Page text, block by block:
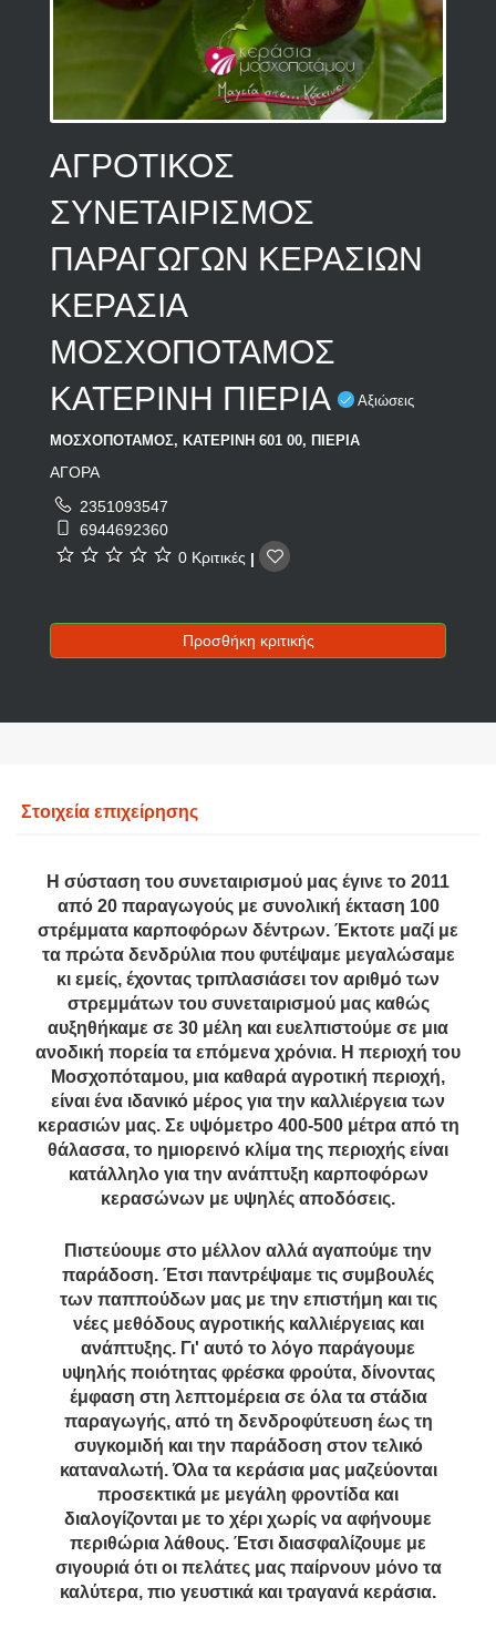
ΑΓΡΟΤΙΚΟΣ
ΣΥΝΕΤΑΙΡΙΣΜΟΣ
ΠΑΡΑΓΩΓΩΝ ΚΕΡΑΣΙΩΝ
ΚΕΡΑΣΙΑ
ΜΟΣΧΟΠΟΤΑΜΟΣ
ΚΑΤΕΡΙΝΗ ΠΙΕΡΙΑ
Αξιώσεις
ΜΟΣΧΟΠΟΤΑΜΟΣ, ΚΑΤΕΡΙΝΗ 601 00, ΠΙΕΡΙΑ
ΑΓΟΡΑ
2351093547
6944692360
0 Κριτικές |
Προσθήκη κριτικής
Στοιχεία επιχείρησης
Η σύσταση του συνεταιρισμού μας έγινε το 2011
από 20 παραγωγούς με συνολική έκταση 100
στρέμματα καρποφόρων δέντρων. Έκτοτε μαζί με
τα πρώτα δενδρύλια που φυτέψαμε μεγαλώσαμε
κι εμείς, έχοντας τριπλασιάσει τον αριθμό των
στρεμμάτων του συνεταιρισμού μας καθώς
αυξηθήκαμε σε 30 μέλη και ευελπιστούμε σε μια
ανοδική πορεία τα επόμενα χρόνια. Η περιοχή του
Μοσχοπόταμου, μια καθαρά αγροτική περιοχή,
είναι ένα ιδανικό μέρος για την καλλιέργεια των
κερασιών μας. Σε υψόμετρο 400-500 μέτρα από τη
θάλασσα, το ημιορεινό κλίμα της περιοχής είναι
κατάλληλο για την ανάπτυξη καρποφόρων
κερασώνων με υψηλές αποδόσεις.
Πιστεύουμε στο μέλλον αλλά αγαπούμε την
παράδοση. Έτσι παντρέψαμε τις συμβουλές
των παππούδων μας με την επιστήμη και τις
νέες μεθόδους αγροτικής καλλιέργειας και
ανάπτυξης. Γι' αυτό το λόγο παράγουμε
υψηλής ποιότητας φρέσκα φρούτα, δίνοντας
έμφαση στη λεπτομέρεια σε όλα τα στάδια
παραγωγής, από τη δενδροφύτευση έως τη
συγκομιδή και την παράδοση στον τελικό
καταναλωτή. Όλα τα κεράσια μας μαζεύονται
προσεκτικά με μεγάλη φροντίδα και
διαλογίζονται με το χέρι χωρίς να αφήνουμε
περιθώρια λάθους. Έτσι διασφαλίζουμε με
σιγουριά ότι οι πελάτες μας παίρνουν μόνο τα
καλύτερα, πιο γευστικά και τραγανά κεράσια.